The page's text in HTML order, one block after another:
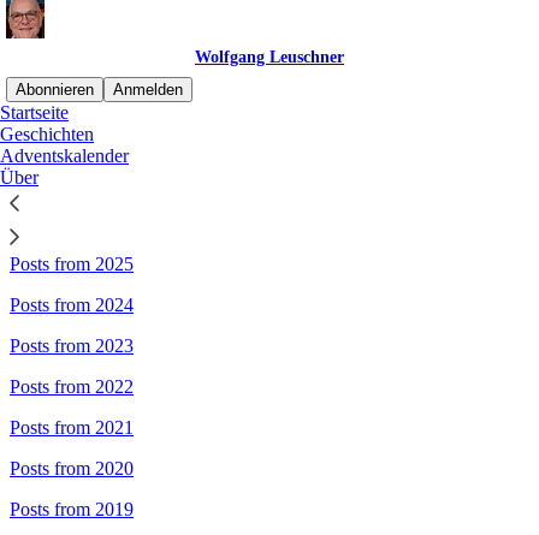
Wolfgang Leuschner
Abonnieren
Anmelden
Startseite
Geschichten
Adventskalender
Über
Sitemap - Wolfgang Leuschner
Posts from 2025
Posts from 2024
Posts from 2023
Posts from 2022
Posts from 2021
Posts from 2020
Posts from 2019